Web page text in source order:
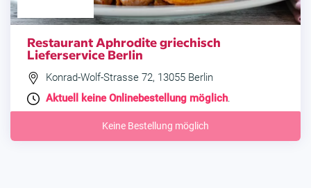
Restaurant Aphrodite griechisch
Lieferservice Berlin
Konrad-Wolf-Strasse 72, 13055 Berlin
Aktuell keine Onlinebestellung möglich
Keine Bestellung möglich